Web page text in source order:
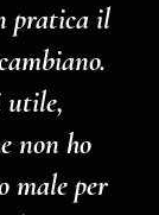
pratica il
utile,
non ho
male per